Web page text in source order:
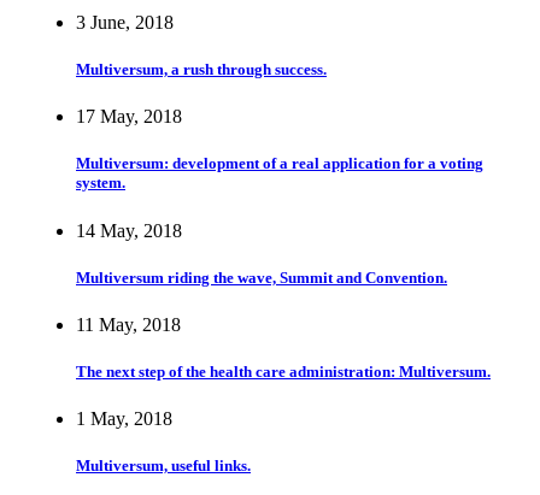
3 June, 2018
Multiversum, a rush through success.
17 May, 2018
Multiversum: development of a real application for a voting
system.
14 May, 2018
Multiversum riding the wave, Summit and Convention.
11 May, 2018
The next step of the health care administration: Multiversum.
1 May, 2018
Multiversum, useful links.